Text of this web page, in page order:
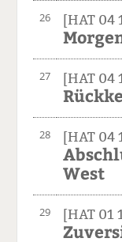
26 [HAT 04
27 [HAT 04
28 [HAT 04
West
29 [HAT 01